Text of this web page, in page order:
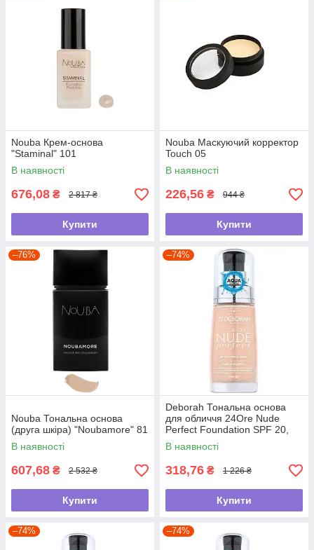
Nouba Крем-основа
"Staminal" 101
В наявності
676,08 ₴ 2 817 ₴
Купити
Nouba Маскуючий корректор
Touch 05
В наявності
226,56 ₴ 944 ₴
Купити
–76%
Nouba Тональна основа
(друга шкіра) "Noubamore" 81
В наявності
607,68 ₴ 2 532 ₴
Купити
–74%
Deborah Тональна основа
для обличчя 24Ore Nude
Perfect Foundation SPF 20,
0 Fair Rose, 30 мл
В наявності
318,76 ₴ 1 226 ₴
Купити
–74% –74%